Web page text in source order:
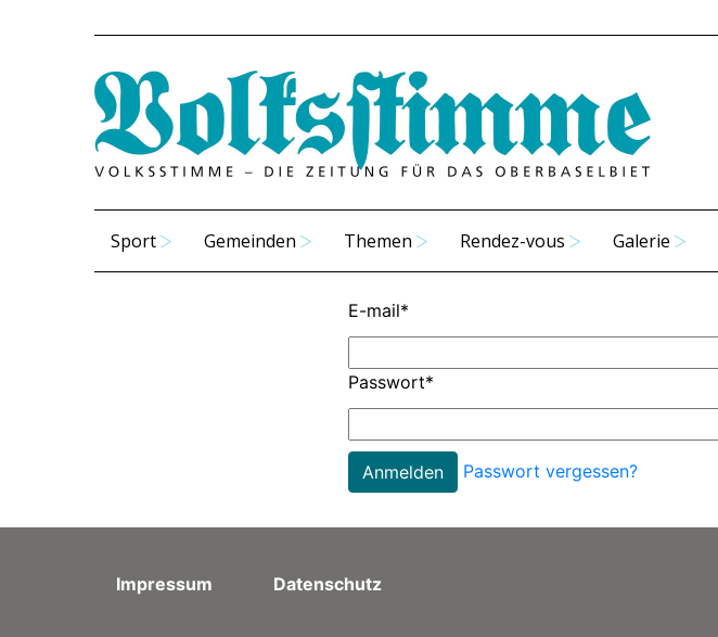
Sport Gemeinden Themen Rendez-vous Galerie
E-mail*
Passwort*
Passwort vergessen?
Impressum Datenschutz